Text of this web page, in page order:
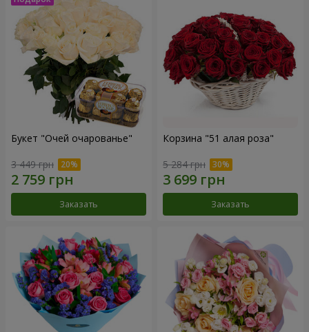
Букет "Очей очарованье"
3 449 грн
Заказать
Корзина "51 алая роза"
5 284 грн
Заказать